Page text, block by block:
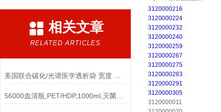
相关文章
RELATED ARTICLES
56000血清瓶,PET/HDP,1000ml,灭菌使用说明
3120000216
3120000224
3120000232
3120000240
3120000259
3120000267
3120000275
3120000283
3120000291
3120000305
3120000011